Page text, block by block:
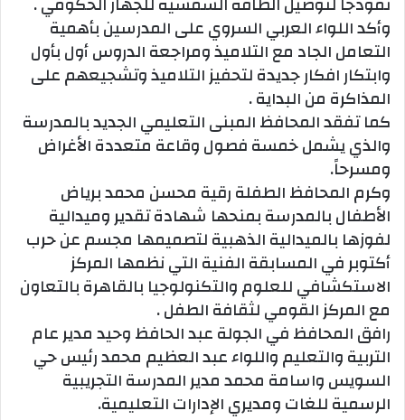
وأكد اللواء العربي السروي على المدرسين بأهمية
التعامل الجاد مع التلاميذ ومراجعة الدروس أول بأول
وابتكار افكار جديدة لتحفيز التلاميذ وتشجيعهم على
المذاكرة من البداية .
كما تفقد المحافظ المبنى التعليمي الجديد بالمدرسة
والذي يشمل خمسة فصول وقاعة متعددة الأغراض
ومسرحاً.
وكرم المحافظ الطفلة رقية محسن محمد برياض
الأطفال بالمدرسة بمنحها شهادة تقدير وميدالية
لفوزها بالميدالية الذهبية لتصميمها مجسم عن حرب
أكتوبر في المسابقة الفنية التي نظمها المركز
الاستكشافي للعلوم والتكنولوجيا بالقاهرة بالتعاون
مع المركز القومي لثقافة الطفل .
رافق المحافظ في الجولة عبد الحافظ وحيد مدير عام
التربية والتعليم واللواء عبد العظيم محمد رئيس حي
السويس واسامة محمد مدير المدرسة التجريبية
الرسمية للغات ومديري الإدارات التعليمية.